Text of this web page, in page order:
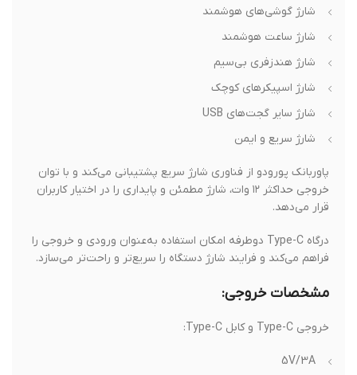
شارژ گوشی‌های هوشمند
شارژ ساعت هوشمند
شارژ هندزفری بی‌سیم
شارژ اسپیکرهای کوچک
شارژ سایر گجت‌های USB
شارژ سریع و ایمن
پاوربانک پورودو از فناوری شارژ سریع پشتیبانی می‌کند و با توان
خروجی حداکثر ۱۲ وات، شارژ مطمئن و پایداری را در اختیار کاربران
قرار می‌دهد.
درگاه Type-C دوطرفه امکان استفاده به‌عنوان ورودی و خروجی را
فراهم می‌کند و فرایند شارژ دستگاه را سریع‌تر و راحت‌تر می‌سازد.
مشخصات خروجی:
خروجی Type-C و کابل Type-C:
5V/3A